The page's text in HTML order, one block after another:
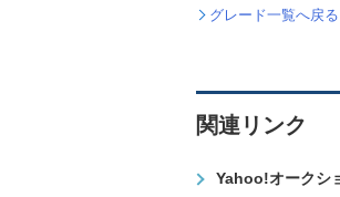
グレード一覧へ戻る
関連リンク
Yahoo!オークシ